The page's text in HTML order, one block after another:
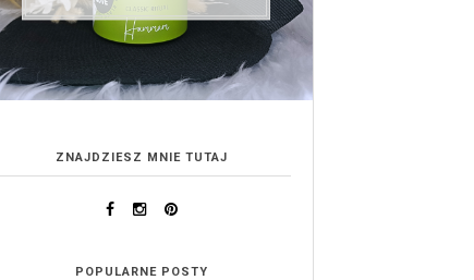
ZNAJDZIESZ MNIE TUTAJ
POPULARNE POSTY